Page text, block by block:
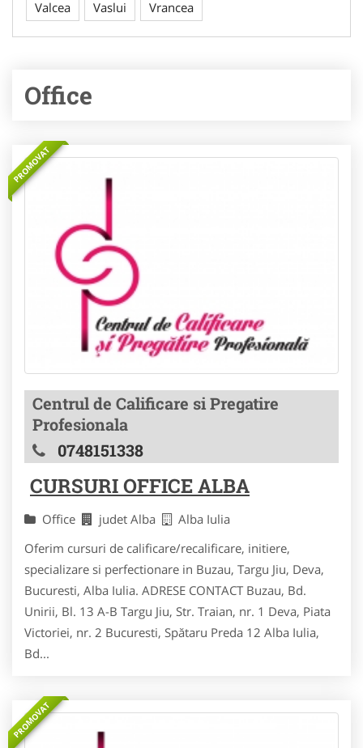
Valcea Vaslui Vrancea
Office
PROMOVAT
Centrul de Calificare si Pregatire
Profesionala
0748151338
CURSURI OFFICE ALBA
Office judet Alba
Alba Iulia
Oferim cursuri de calificare/recalificare, initiere,
specializare si perfectionare in Buzau, Targu Jiu, Deva,
Bucuresti, Alba Iulia. ADRESE CONTACT Buzau, Bd.
Unirii, Bl. 13 A-B Targu Jiu, Str. Traian, nr. 1 Deva, Piata
Victoriei, nr. 2 Bucuresti, Spătaru Preda 12 Alba Iulia,
Bd...
PROMOVAT